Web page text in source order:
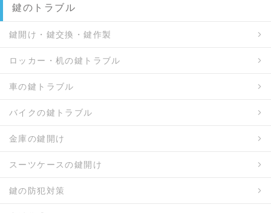
鍵のトラブル
鍵開け・鍵交換・鍵作製
ロッカー・机の鍵トラブル
車の鍵トラブル
バイクの鍵トラブル
金庫の鍵開け
スーツケースの鍵開け
鍵の防犯対策